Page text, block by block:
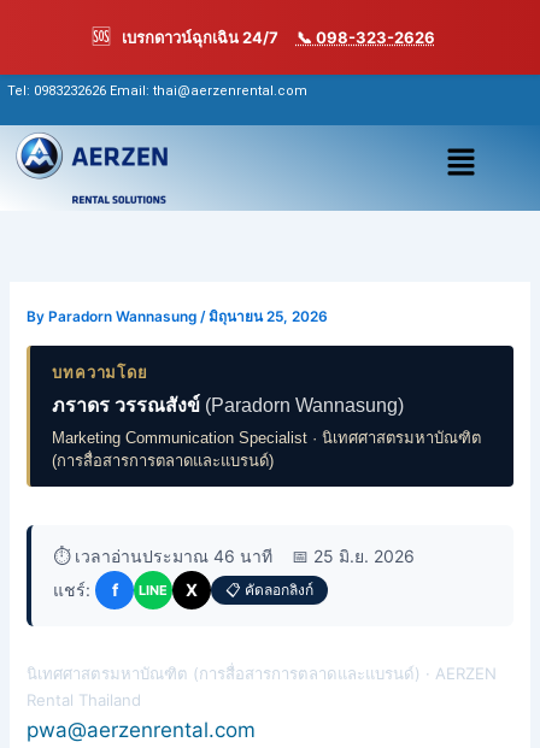
🆘 เบรกดาวน์ฉุกเฉิน 24/7 📞 098-323-2626
content
Tel: 0983232626 Email: thai@aerzenrental.com
เมนู
By Paradorn Wannasung/มิถุนายน 25, 2026
บทความโดย
ภราดร วรรณสังข์ (Paradorn Wannasung)
Marketing Communication Specialist · นิเทศศาสตรมหาบัณฑิต
(การสื่อสารการตลาดและแบรนด์)
⏱️ เวลาอ่านประมาณ 46 นาที
📅 25 มิ.ย. 2026
แชร์:
f LINE X 📋 คัดลอกลิงก์
นิเทศศาสตรมหาบัณฑิต (การสื่อสารการตลาดและแบรนด์) · AERZEN
Rental Thailand
pwa@aerzenrental.com